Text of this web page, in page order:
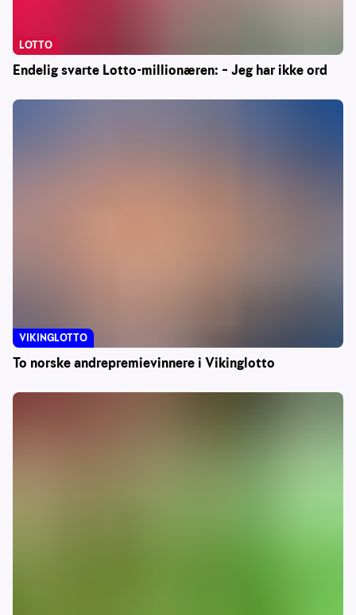
Endelig svarte Lotto-millionæren: – Jeg har ikke ord
LOTTO
To norske andrepremievinnere i Vikinglotto
VIKINGLOTTO